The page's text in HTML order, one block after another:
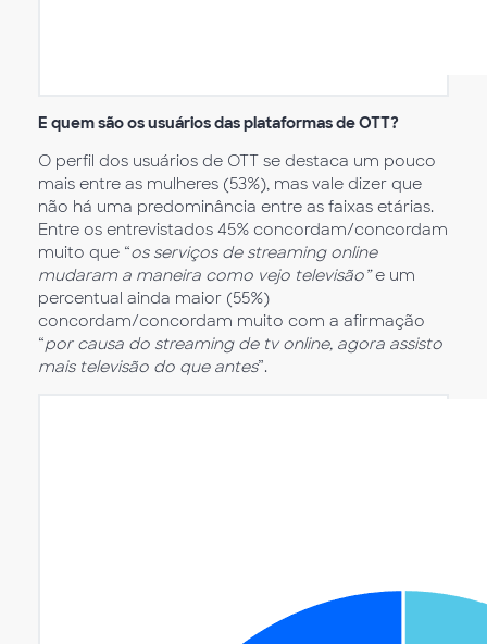
E quem são os usuários das plataformas de OTT?
O perfil dos usuários de OTT se destaca um pouco
mais entre as mulheres (53%), mas vale dizer que
não há uma predominância entre as faixas etárias.
Entre os entrevistados 45% concordam/concordam
muito que “os serviços de streaming online
mudaram a maneira como vejo televisão”e um
percentual ainda maior (55%)
concordam/concordam muito com a afirmação
“por causa do streaming de tv online, agora assisto
mais televisão do que antes”.